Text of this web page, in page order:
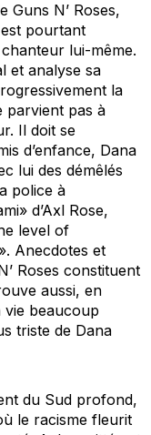
Guns N’ Roses,
pourtant
lui-même.
et analyse sa
la
parvient pas à
Il doit se
d’enfance, Dana
lui des démêlés
police à
d’Axl Rose,
level of
Anecdotes et
Roses constituent
aussi, en
vie beaucoup
triste de Dana
du Sud profond,
le racisme fleurit